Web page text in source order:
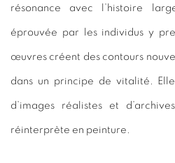
résonance avec l’histoire
éprouvée par les individus y
œuvres créent des contours
dans un principe de vitalité. Elle
d’images réalistes et
réinterprète en peinture.